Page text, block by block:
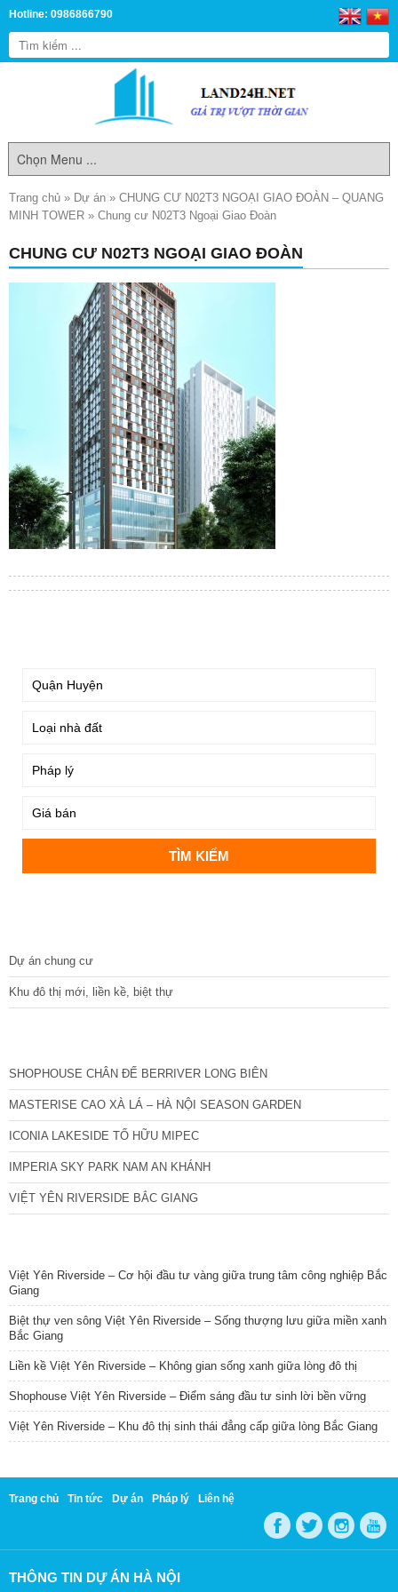
Hotline: 0986866790
Trang chủ » Dự án » CHUNG CƯ N02T3 NGOẠI GIAO ĐOÀN – QUANG
MINH TOWER » Chung cư N02T3 Ngoại Giao Đoàn
CHUNG CƯ N02T3 NGOẠI GIAO ĐOÀN
Dự án chung cư
Khu đô thị mới, liền kề, biệt thự
SHOPHOUSE CHÂN ĐẾ BERRIVER LONG BIÊN
MASTERISE CAO XÀ LÁ – HÀ NỘI SEASON GARDEN
ICONIA LAKESIDE TỐ HỮU MIPEC
IMPERIA SKY PARK NAM AN KHÁNH
VIỆT YÊN RIVERSIDE BẮC GIANG
Việt Yên Riverside – Cơ hội đầu tư vàng giữa trung tâm công nghiệp Bắc
Giang
Biệt thự ven sông Việt Yên Riverside – Sống thượng lưu giữa miền xanh
Bắc Giang
Liền kề Việt Yên Riverside – Không gian sống xanh giữa lòng đô thị
Shophouse Việt Yên Riverside – Điểm sáng đầu tư sinh lời bền vững
Việt Yên Riverside – Khu đô thị sinh thái đẳng cấp giữa lòng Bắc Giang
Trang chủ Tin tức Dự án Pháp lý Liên hệ
THÔNG TIN DỰ ÁN HÀ NỘI